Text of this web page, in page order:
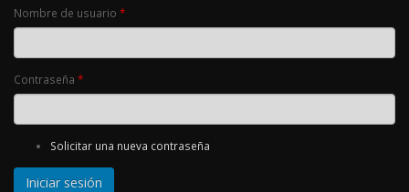
Nombre de usuario *
Contraseña *
Solicitar una nueva contraseña